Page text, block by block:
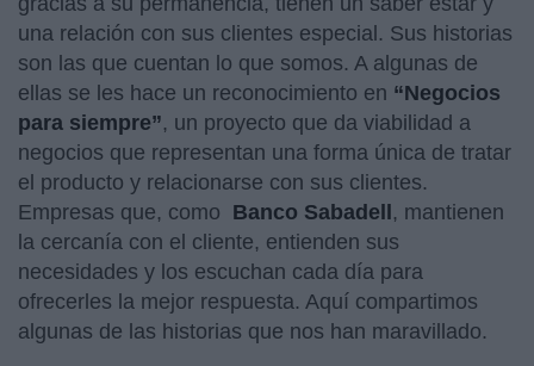
una relación con sus clientes especial. Sus historias
son las que cuentan lo que somos. A algunas de
ellas se les hace un reconocimiento en “Negocios
para siempre”, un proyecto que da viabilidad a
negocios que representan una forma única de tratar
el producto y relacionarse con sus clientes.
Empresas que, como Banco Sabadell , mantienen
la cercanía con el cliente, entienden sus
necesidades y los escuchan cada día para
ofrecerles la mejor respuesta. Aquí compartimos
algunas de las historias que nos han maravillado.